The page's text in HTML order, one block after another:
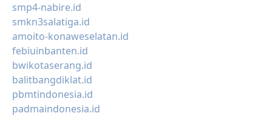
smp4-nabire.id
smkn3salatiga.id
amoito-konaweselatan.id
febiuinbanten.id
bwikotaserang.id
balitbangdiklat.id
pbmtindonesia.id
padmaindonesia.id